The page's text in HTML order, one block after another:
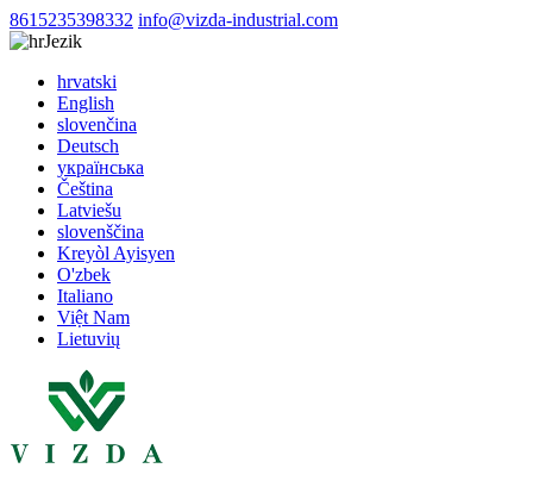
8615235398332 info@vizda-industrial.com
Jezik
hrvatski
English
slovenčina
Deutsch
українська
Čeština
Latviešu
slovenščina
Kreyòl Ayisyen
O'zbek
Italiano
Việt Nam
Lietuvių